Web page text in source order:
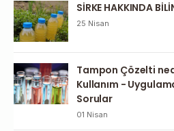
SİRKE HAKKINDA
25 Nisan
Tampon Çözelti
Kullanım -
Sorular
01 Nisan